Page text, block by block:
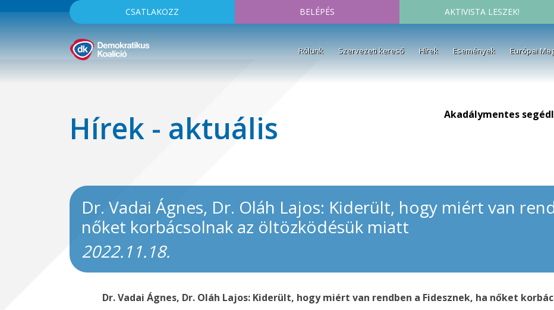
CSATLAKOZZ BELÉPÉS AKTIVISTA LESZEK!
Rólunk Szervezeti kereső Hírek Események Európai
Hírek - aktuális Akadálymentes
Dr. Vadai Ágnes, Dr. Oláh Lajos: Kiderült, hogy miért van
nőket korbácsolnak az öltözködésük miatt
2022.11.18.
Dr. Vadai Ágnes, Dr. Oláh Lajos: Kiderült, hogy miért van rendben a Fidesznek, ha nőket